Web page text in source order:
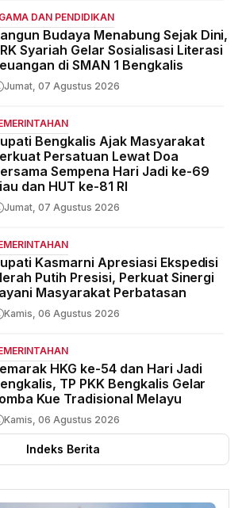
DAN PENDIDIKAN
Budaya Menabung Sejak Dini,
Syariah Gelar Sosialisasi Literasi
di SMAN 1 Bengkalis
Jumat, 07 Agustus 2026
Bengkalis Ajak Masyarakat
Persatuan Lewat Doa
Sempena Hari Jadi ke-69
dan HUT ke-81 RI
Jumat, 07 Agustus 2026
Kasmarni Apresiasi Ekspedisi
Putih Presisi, Perkuat Sinergi
Masyarakat Perbatasan
Kamis, 06 Agustus 2026
HKG ke-54 dan Hari Jadi
TP PKK Bengkalis Gelar
Kue Tradisional Melayu
Kamis, 06 Agustus 2026
Indeks Berita